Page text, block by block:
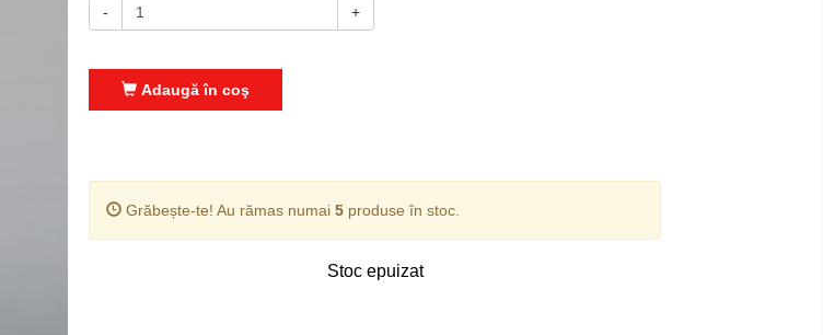
- +
Adaugă în coş
Grăbește-te! Au rămas numai5 produse în stoc.
Stoc epuizat